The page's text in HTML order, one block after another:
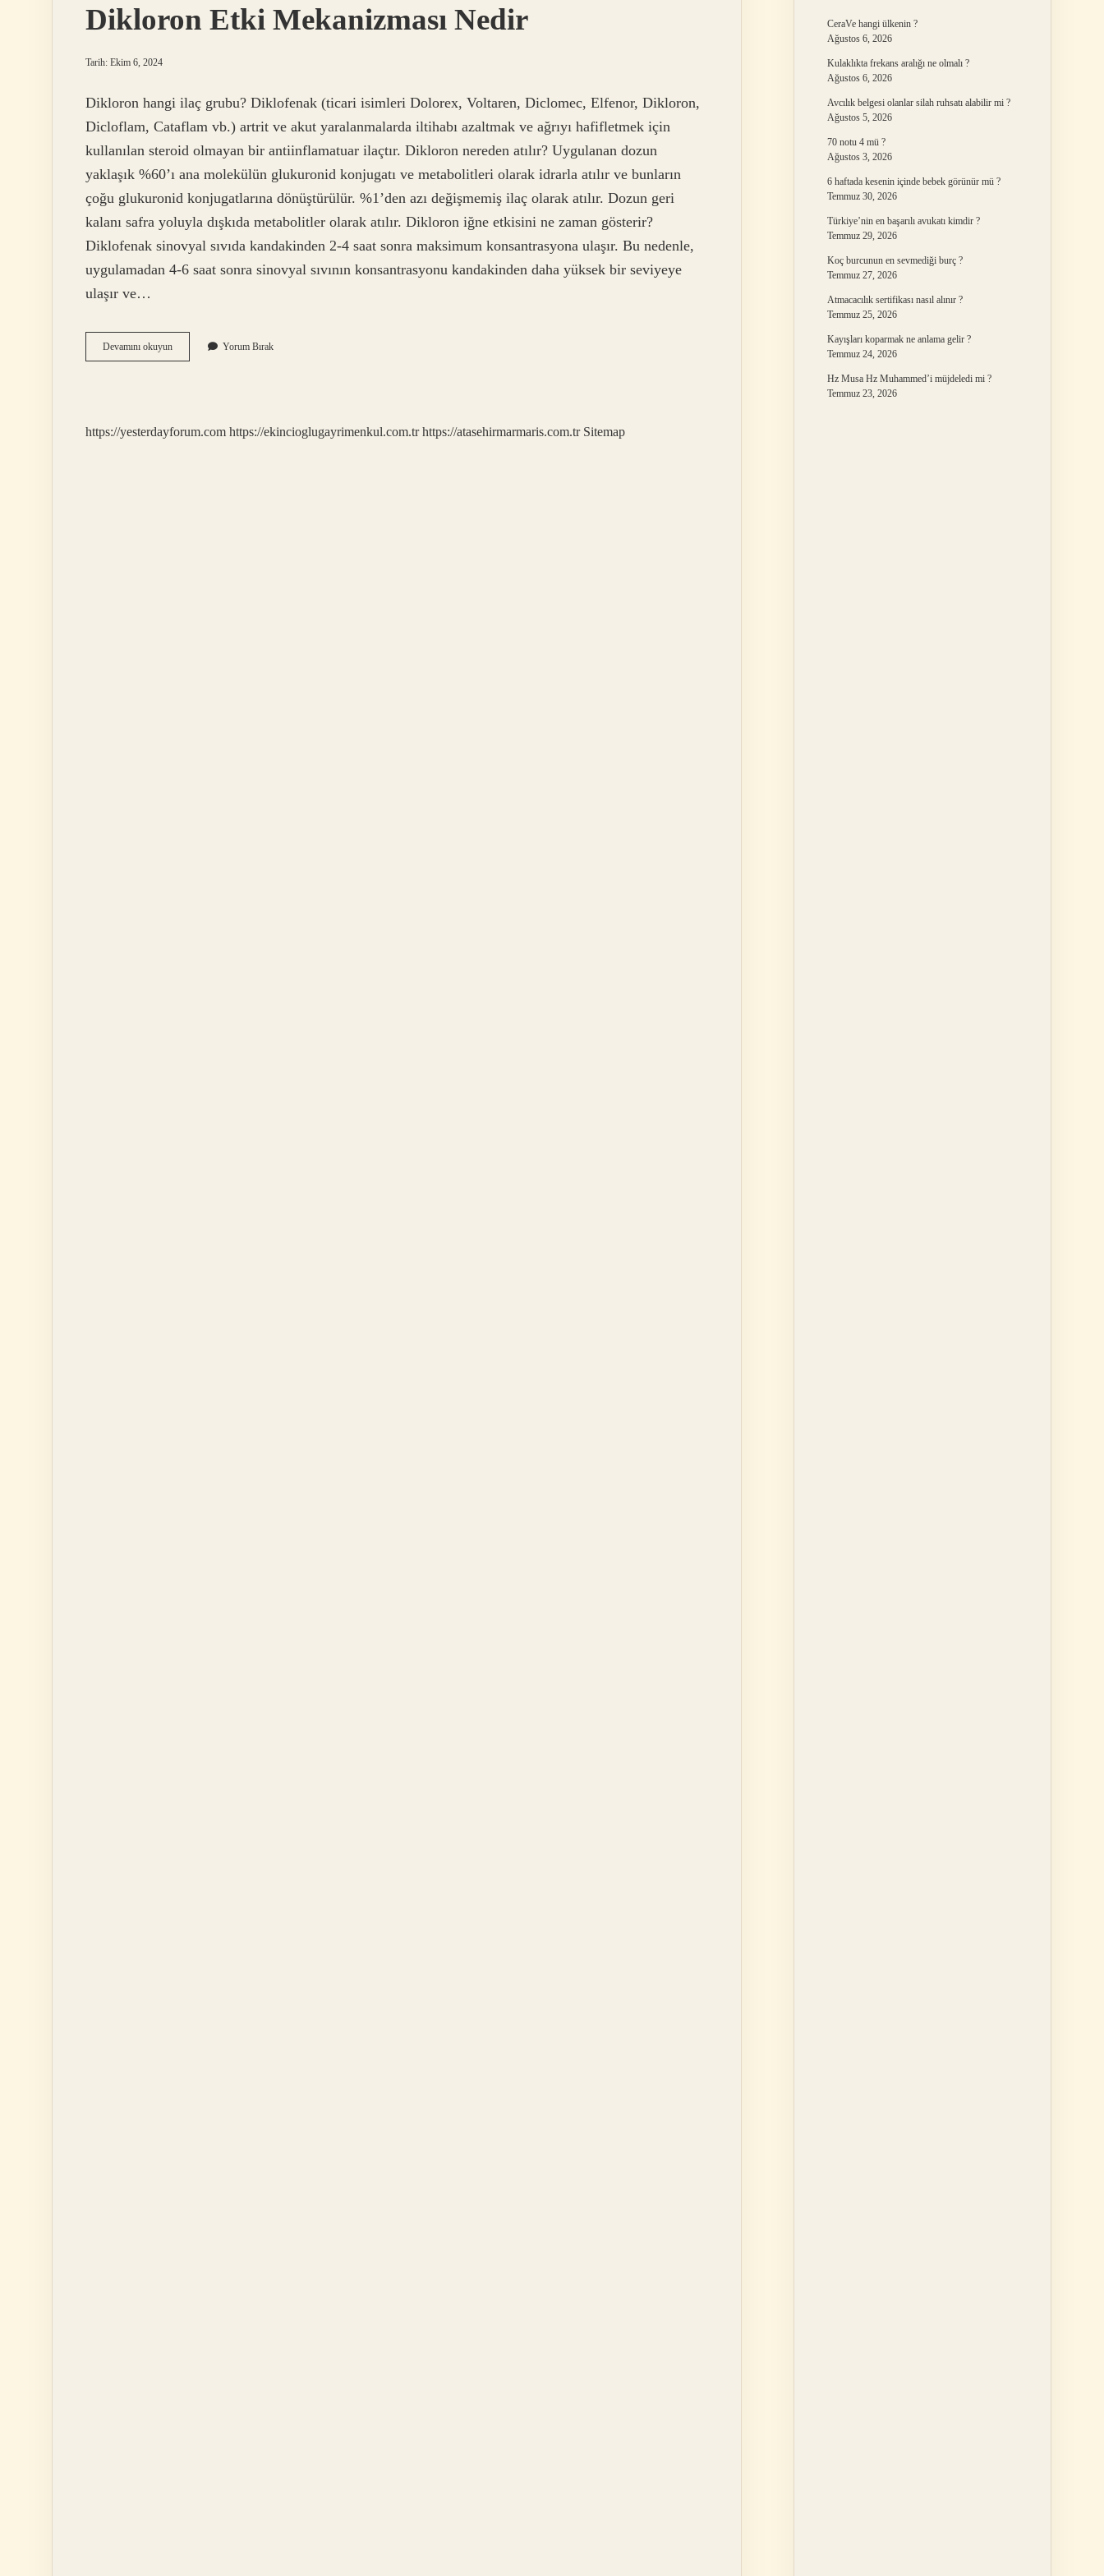
Dikloron Etki Mekanizması Nedir
Tarih: Ekim 6, 2024
Dikloron hangi ilaç grubu? Diklofenak (ticari isimleri Dolorex, Voltaren, Diclomec, Elfenor, Dikloron,
Dicloflam, Cataflam vb.) artrit ve akut yaralanmalarda iltihabı azaltmak ve ağrıyı hafifletmek için
kullanılan steroid olmayan bir antiinflamatuar ilaçtır. Dikloron nereden atılır? Uygulanan dozun
yaklaşık %60’ı ana molekülün glukuronid konjugatı ve metabolitleri olarak idrarla atılır ve bunların
çoğu glukuronid konjugatlarına dönüştürülür. %1’den azı değişmemiş ilaç olarak atılır. Dozun geri
kalanı safra yoluyla dışkıda metabolitler olarak atılır. Dikloron iğne etkisini ne zaman gösterir?
Diklofenak sinovyal sıvıda kandakinden 2-4 saat sonra maksimum konsantrasyona ulaşır. Bu nedenle,
uygulamadan 4-6 saat sonra sinovyal sıvının konsantrasyonu kandakinden daha yüksek bir seviyeye
ulaşır ve…
Devamını okuyunDikloron
Etki
Yorum Bırak
https://yesterdayforum.com https://ekincioglugayrimenkul.com.tr https://atasehirmarmaris.com.tr Sitemap
CeraVe hangi ülkenin ?
Ağustos 6, 2026
Kulaklıkta frekans aralığı ne olmalı ?
Ağustos 6, 2026
Avcılık belgesi olanlar silah ruhsatı alabilir mi ?
Ağustos 5, 2026
70 notu 4 mü ?
Ağustos 3, 2026
6 haftada kesenin içinde bebek görünür mü ?
Temmuz 30, 2026
Türkiye’nin en başarılı avukatı kimdir ?
Temmuz 29, 2026
Koç burcunun en sevmediği burç ?
Temmuz 27, 2026
Atmacacılık sertifikası nasıl alınır ?
Temmuz 25, 2026
Kayışları koparmak ne anlama gelir ?
Temmuz 24, 2026
Hz Musa Hz Muhammed’i müjdeledi mi ?
Temmuz 23, 2026